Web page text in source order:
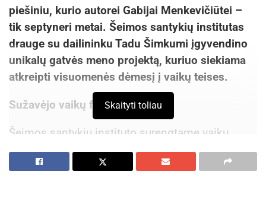
piešiniu, kurio autorei Gabijai Menkevičiūtei –
tik septyneri metai. Šeimos santykių institutas
drauge su dailininku Tadu Šimkumi įgyvendino
unikalų gatvės meno projektą, kuriuo siekiama
atkreipti visuomenės dėmesį į vaikų teises.
Sužavėjo vaikų fantazija
Šeimos santykių instituto surengtame vaikų
piešinių konkurse „Apsaugok mano vaikystę“
dalyvavo 5–8 metų vaikai. „Vaikai tiesiog piešė
Skaityti toliau